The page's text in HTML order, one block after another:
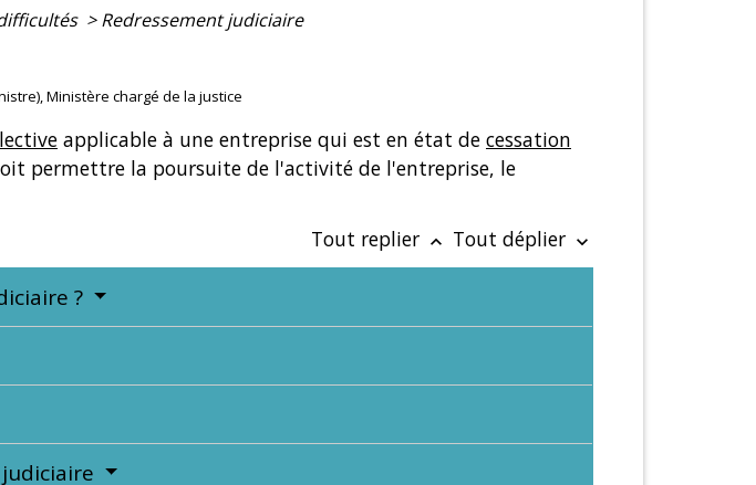
> Redressement judiciaire
Ministère chargé de la justice
applicable à une entreprise qui est en état de cessation
permettre la poursuite de l'activité de l'entreprise, le
Tout replier keyboard_arrow_up Tout déplier keyboard_arrow_down
?